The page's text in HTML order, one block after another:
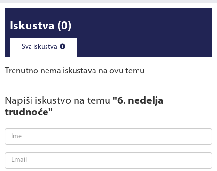
Iskustva (0)
Sva iskustva
Trenutno nema iskustava na ovu temu
Napiši iskustvo na temu "6. nedelja
trudnoće"